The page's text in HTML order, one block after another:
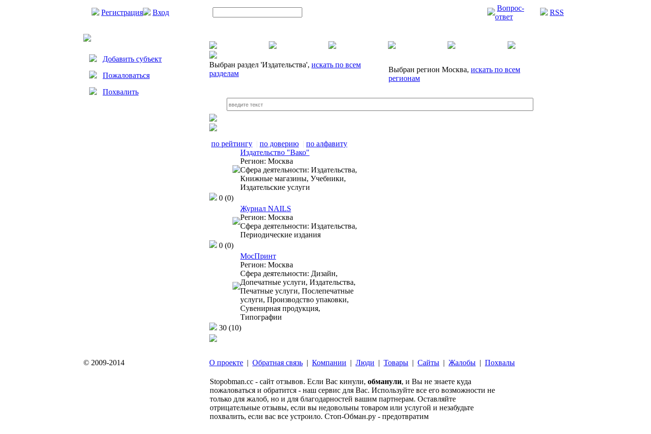
Регистрация Вход
Вопрос-
ответ
RSS
Добавить субъект
Пожаловаться
Похвалить
Выбран раздел 'Издательства', искать по всем
разделам
Выбран регион Москва, искать по всем
регионам
по рейтингу | по доверию | по алфавиту
Издательство "Вако"
Регион: Москва
Сфера деятельности: Издательства,
Книжные магазины, Учебники,
Издательские услуги
0 (0)
Журнал NAILS
Регион: Москва
Сфера деятельности: Издательства,
Периодические издания
0 (0)
МосПринт
Регион: Москва
Сфера деятельности: Дизайн,
Допечатные услуги, Издательства,
Печатные услуги, Послепечатные
услуги, Производство упаковки,
Сувенирная продукция,
Типографии
30 (10)
© 2009-2014 О проекте | Обратная связь | Компании | Люди | Товары | Сайты | Жалобы | Похвалы
Stopobman.cc - сайт отзывов. Если Вас кинули, обманули, и Вы не знаете куда
пожаловаться и обратится - наш сервис для Вас. Используйте все его возможности не
только для жалоб, но и для благодарностей вашим партнерам. Оставляйте
отрицательные отзывы, если вы недовольны товаром или услугой и незабудьте
похвалить, если вас все устроило. Стоп-Обман.ру - предотвратим